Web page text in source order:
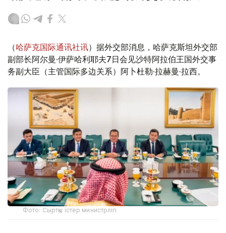
（哈萨克国际通讯社讯）据外交部消息，哈萨克斯坦外交部
副部长阿尔曼·伊萨哈利耶夫7日会见沙特阿拉伯王国外交事
务副大臣（主管国际多边关系）阿卜杜勒·拉赫曼·拉西。
Фото: Сыртқы істер министрлігі